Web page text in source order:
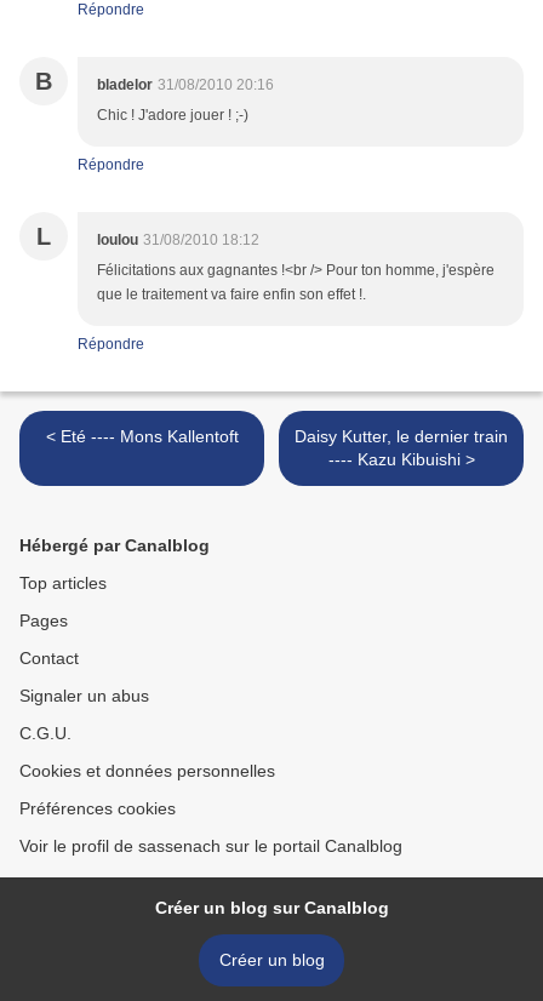
Répondre
B bladelor 31/08/2010 20:16
Chic ! J'adore jouer ! ;-)
Répondre
L loulou 31/08/2010 18:12
Félicitations aux gagnantes !<br /> Pour ton homme, j'espère
que le traitement va faire enfin son effet !.
Répondre
< Eté ---- Mons Kallentoft
Daisy Kutter, le dernier train
---- Kazu Kibuishi >
Hébergé par Canalblog
Top articles
Pages
Contact
Signaler un abus
C.G.U.
Cookies et données personnelles
Préférences cookies
Voir le profil de sassenach sur le portail Canalblog
Créer un blog sur Canalblog
Créer un blog